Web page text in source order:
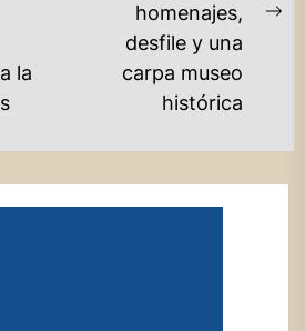
la
homenajes,
desfile y una
carpa museo
histórica